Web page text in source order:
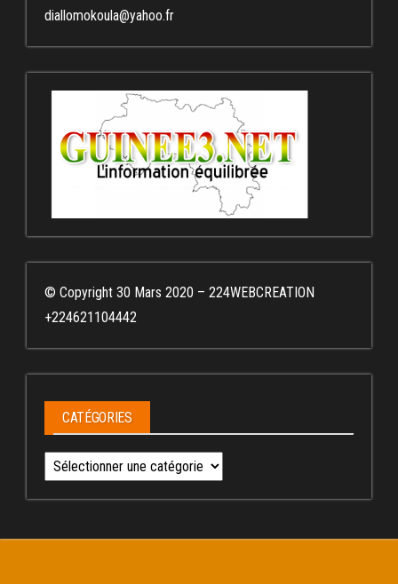
diallomokoula@yahoo.fr
© Copyright 30 Mars 2020 – 224WEBCREATION
+224621104442
CATÉGORIES
Catégories